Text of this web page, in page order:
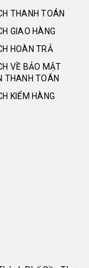
THANH TOÁN
GIAO HÀNG
HOÀN TRẢ
VỀ BẢO MẬT
THANH TOÁN
KIỂM HÀNG